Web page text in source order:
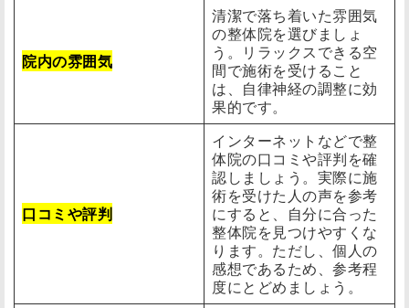
院内の雰囲気
清潔で落ち着いた雰囲気
の整体院を選びましょ
う。リラックスできる空
間で施術を受けること
は、自律神経の調整に効
果的です。
口コミや評判
インターネットなどで整
体院の口コミや評判を確
認しましょう。実際に施
術を受けた人の声を参考
にすると、自分に合った
整体院を見つけやすくな
ります。ただし、個人の
感想であるため、参考程
度にとどめましょう。